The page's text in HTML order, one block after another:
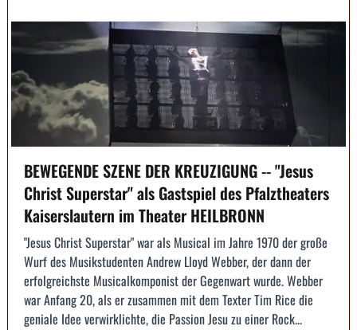
BEWEGENDE SZENE DER KREUZIGUNG -- "Jesus
Christ Superstar" als Gastspiel des Pfalztheaters
Kaiserslautern im Theater HEILBRONN
"Jesus Christ Superstar" war als Musical im Jahre 1970 der große
Wurf des Musikstudenten Andrew Lloyd Webber, der dann der
erfolgreichste Musicalkomponist der Gegenwart wurde. Webber
war Anfang 20, als er zusammen mit dem Texter Tim Rice die
geniale Idee verwirklichte, die Passion Jesu zu einer Rock...